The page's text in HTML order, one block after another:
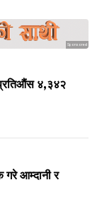
Sponsored
४,३४२
गरे आम्दानी र